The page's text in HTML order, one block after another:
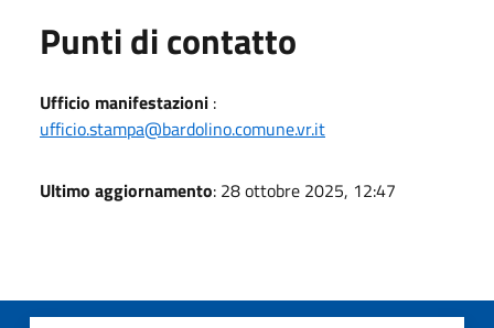
Punti di contatto
Ufficio manifestazioni :
ufficio.stampa@bardolino.comune.vr.it
Ultimo aggiornamento: 28 ottobre 2025, 12:47